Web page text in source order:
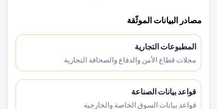
مصادر البيانات الموثّقة
المطبوعات التجارية
مجلات قطاع الأمن والدفاع والصحافة التجارية
قواعد بيانات الصناعة
قواعد بيانات السوق الخاصة والخارجية